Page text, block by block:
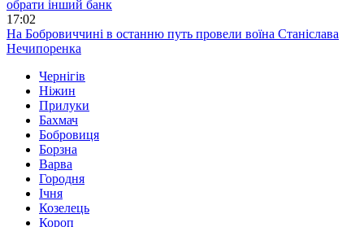
обрати інший банк
17:02
На Бобровиччині в останню путь провели воїна Станіслава
Нечипоренка
Чернігів
Ніжин
Прилуки
Бахмач
Бобровиця
Борзна
Варва
Городня
Ічня
Козелець
Короп